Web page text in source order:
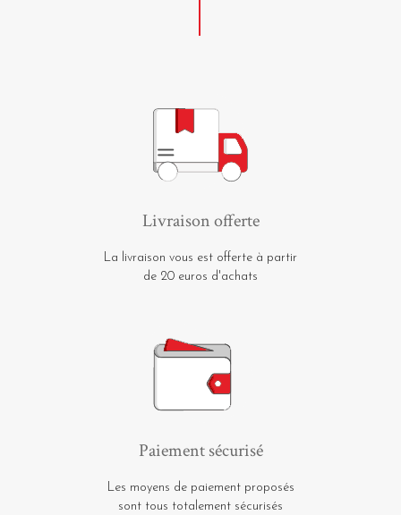
Livraison offerte
La livraison vous est offerte à partir
de 20 euros d'achats
Paiement sécurisé
Les moyens de paiement proposés
sont tous totalement sécurisés